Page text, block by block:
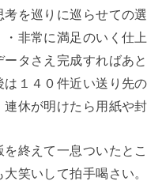
考を巡りに巡らせての
・非常に満足のいく仕
ータさえ完成すればあ
は１４０件近い送り先
連休が明けたら用紙や
を終えて一息ついたと
大笑いして拍手喝さい